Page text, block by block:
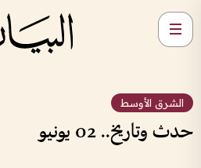
الشرق الأوسط
حدث وتاريخ.. 02 يونيو